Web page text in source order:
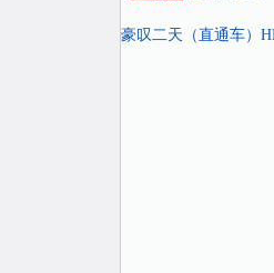
豪叹二天（直通车）